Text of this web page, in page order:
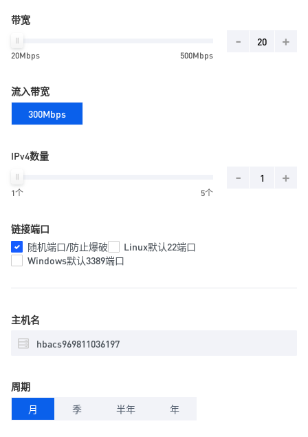
带宽
20Mbps 500Mbps
- +
流入带宽
300Mbps
IPv4数量
1个 5个
- +
链接端口
随机端口/防止爆破
Linux默认22端口
Windows默认3389端口
主机名
周期
月
季 半年 年